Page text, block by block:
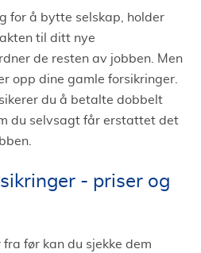
for å bytte selskap, holder
til ditt nye
de resten av jobben. Men
opp dine gamle forsikringer.
du å betalte dobbelt
du selvsagt får erstattet det
- priser og
før kan du sjekke dem